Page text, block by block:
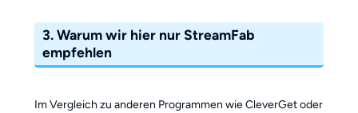
3. Warum wir hier nur StreamFab
empfehlen
Im Vergleich zu anderen Programmen wie CleverGet oder